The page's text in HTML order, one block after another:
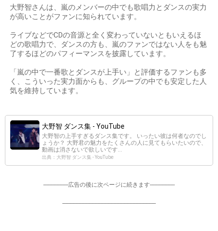
大野智さんは、嵐のメンバーの中でも歌唱力とダンスの実力
が高いことがファンに知られています。
ライブなどでCDの音源と全く変わっていないともいえるほ
どの歌唱力で、ダンスの方も、嵐のファンではない人をも魅
了するほどのパフィーマンスを披露しています。
「嵐の中で一番歌とダンスが上手い」と評価するファンも多
く、こういった実力面からも、グループの中でも安定した人
気を維持しています。
大野智 ダンス集 - YouTube
大野智の上手すぎるダンス集です。 いったい彼は何者なのでし
ょうか？ 大野君の魅力をたくさんの人に見てもらいたいので、
動画は消さないで欲しいです...
出典：大野智 ダンス集 - YouTube
-----------------広告の後に次ページに続きます-----------------
----------------------------------------------------------------